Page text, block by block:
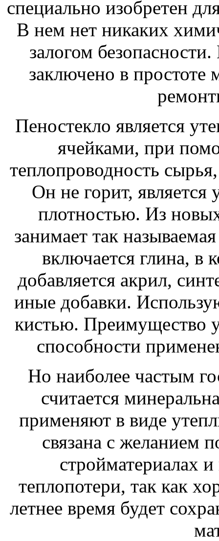
специально изобретен
В нем нет никаких
залогом
заключено в
Пеностекло является
ячейками, при
теплопроводность
Он не горит,
плотностью. Из
занимает так
включается глина, в
добавляется акрил,
иные добавки.
кистью. Преимущество
способности
Но наиболее частым
считается
применяют в виде
связана с желанием
стройматериалах
теплопотери, так как
летнее время будет